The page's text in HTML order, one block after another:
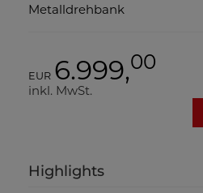
Metalldrehbank
EUR 6.999,00
inkl. MwSt.
Highlights